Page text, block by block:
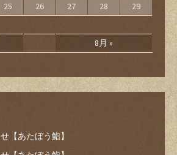
8月 »
25 26 27 28
29
【あたぼう鮨】